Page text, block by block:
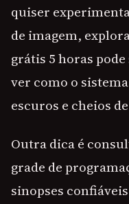
quiser
de imagem,
grátis 5 horas
ver como o
escuros e cheios
Outra dica é
grade de
sinopses